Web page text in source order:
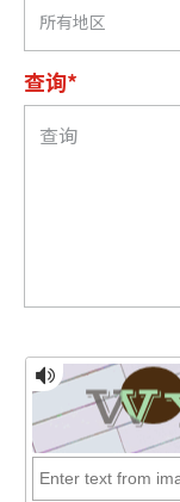
所有地区
查询*